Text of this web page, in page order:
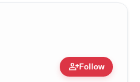
person_addFollow